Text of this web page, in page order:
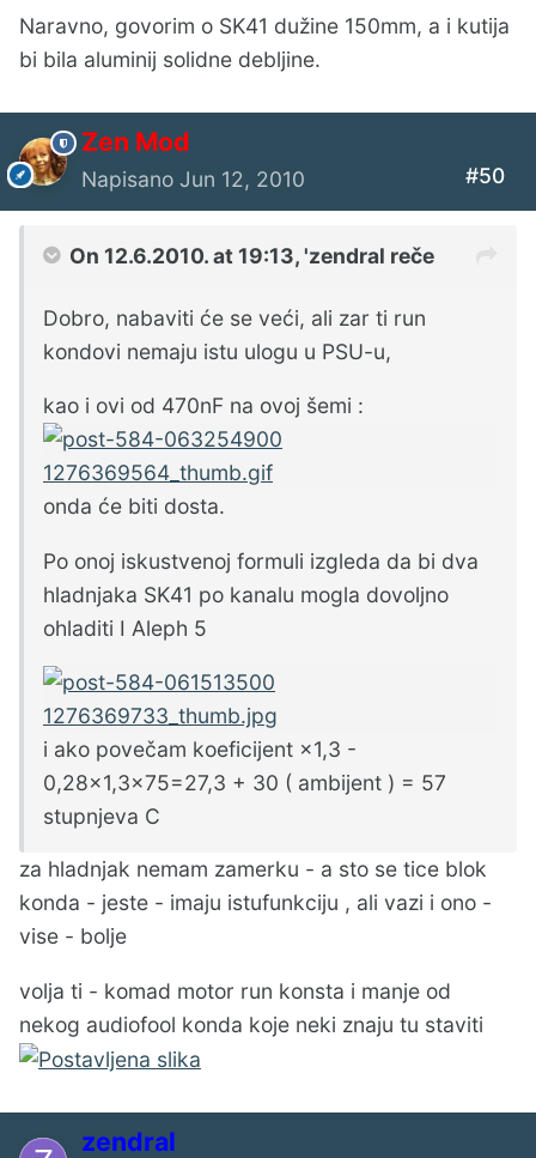
Naravno, govorim o SK41 dužine 150mm, a i kutija
bi bila aluminij solidne debljine.
Zen Mod
Napisano Jun 12, 2010 #50
On 12.6.2010. at 19:13, 'zendral reče
Dobro, nabaviti će se veći, ali zar ti run
kondovi nemaju istu ulogu u PSU-u,
kao i ovi od 470nF na ovoj šemi :
onda će biti dosta.
Po onoj iskustvenoj formuli izgleda da bi dva
hladnjaka SK41 po kanalu mogla dovoljno
ohladiti I Aleph 5
i ako povečam koeficijent ×1,3 -
0,28×1,3×75=27,3 + 30 ( ambijent ) = 57
stupnjeva C
za hladnjak nemam zamerku - a sto se tice blok
konda - jeste - imaju istufunkciju , ali vazi i ono -
vise - bolje
volja ti - komad motor run konsta i manje od
nekog audiofool konda koje neki znaju tu staviti
zendral